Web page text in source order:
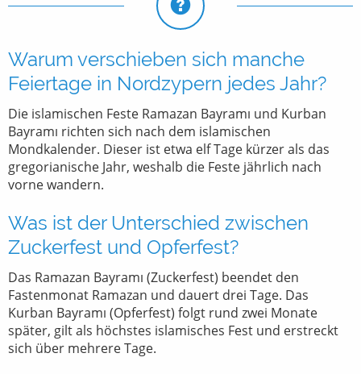
Warum verschieben sich manche
Feiertage in Nordzypern jedes Jahr?
Die islamischen Feste Ramazan Bayramı und Kurban
Bayramı richten sich nach dem islamischen
Mondkalender. Dieser ist etwa elf Tage kürzer als das
gregorianische Jahr, weshalb die Feste jährlich nach
vorne wandern.
Was ist der Unterschied zwischen
Zuckerfest und Opferfest?
Das Ramazan Bayramı (Zuckerfest) beendet den
Fastenmonat Ramazan und dauert drei Tage. Das
Kurban Bayramı (Opferfest) folgt rund zwei Monate
später, gilt als höchstes islamisches Fest und erstreckt
sich über mehrere Tage.